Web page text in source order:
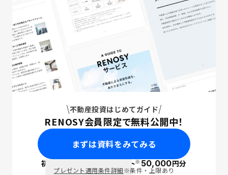
不動産投資はじめてガイド
RENOSY会員限定で無料公開中！
まずは資料をみてみる
初回面談で ポイント※50,000円分
プレゼント適用条件詳細※条件・上限あり